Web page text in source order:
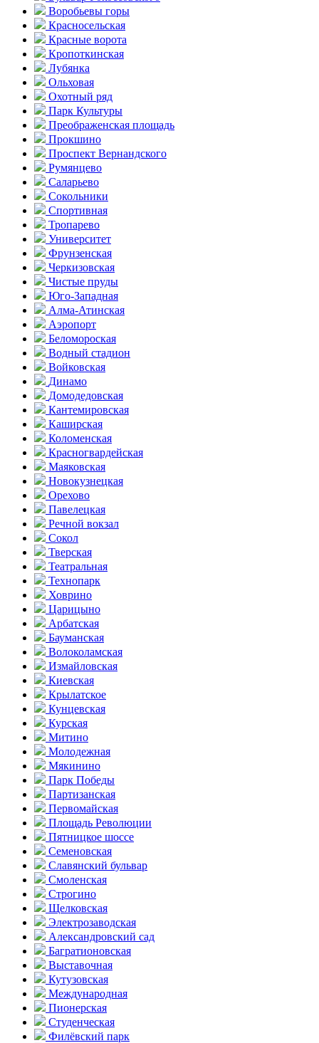
Воробьевы горы
Красно­сельская
Красные ворота
Кропоткинс­кая
Лубянка
Ольховая
Охотный ряд
Парк Культуры
Преобра­женская площадь
Прокшино
Проспект Вернандского
Румянцево
Саларьево
Сокольники
Спортивная
Тропарево
Университет
Фрунзенская
Черкизовская
Чистые пруды
Юго-Западная
Алма-Атинская
Аэропорт
Беломороская
Водный стадион
Войковская
Динамо
Домоде­довская
Кантеми­ровская
Каширская
Коломенская
Красногвар­дейская
Маяковская
Новокузнецкая
Орехово
Павелецкая
Речной вокзал
Сокол
Тверская
Театральная
Технопарк
Ховрино
Царицыно
Арбатская
Бауманская
Волоколамская
Измайловская
Киевская
Крылатское
Кунцевская
Курская
Митино
Молодежная
Мякинино
Парк Победы
Партизанская
Первомайская
Площадь Революции
Пятницкое шоссе
Семеновская
Славянский бульвар
Смоленская
Строгино
Щелковская
Электро­заводская
Александ­ровский сад
Багратионовская
Выставочная
Кутузовская
Международная
Пионерская
Студенческая
Филёвский парк